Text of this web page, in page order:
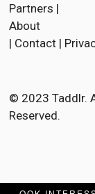
c
o
k
r
Partners |
About
| Contact |
© 2023 Taddlr.
Reserved.